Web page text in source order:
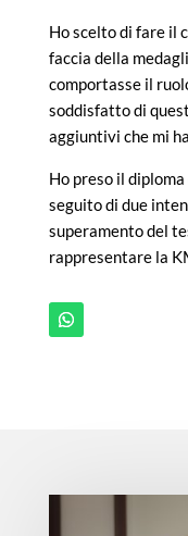
Ho scelto di fare il
faccia della
comportasse il
soddisfatto di
aggiuntivi che mi
Ho preso il
seguito di due
superamento del
rappresentare la